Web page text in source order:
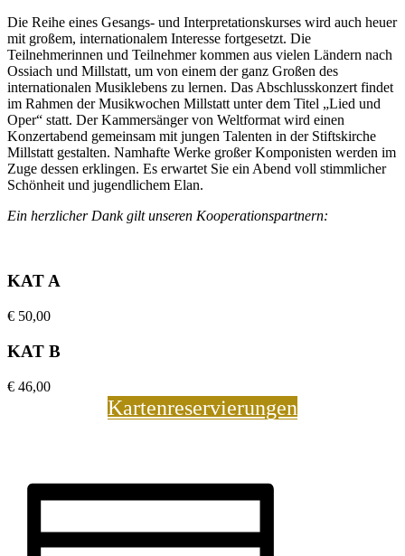
Die Reihe eines Gesangs- und Interpretationskurses wird auch heuer
mit großem, internationalem Interesse fortgesetzt. Die
Teilnehmerinnen und Teilnehmer kommen aus vielen Ländern nach
Ossiach und Millstatt, um von einem der ganz Großen des
internationalen Musiklebens zu lernen. Das Abschlusskonzert findet
im Rahmen der Musikwochen Millstatt unter dem Titel „Lied und
Oper“ statt. Der Kammersänger von Weltformat wird einen
Konzertabend gemeinsam mit jungen Talenten in der Stiftskirche
Millstatt gestalten. Namhafte Werke großer Komponisten werden im
Zuge dessen erklingen. Es erwartet Sie ein Abend voll stimmlicher
Schönheit und jugendlichem Elan.
Ein herzlicher Dank gilt unseren Kooperationspartnern:
KAT A
€ 50,00
KAT B
€ 46,00
Kartenreservierungen